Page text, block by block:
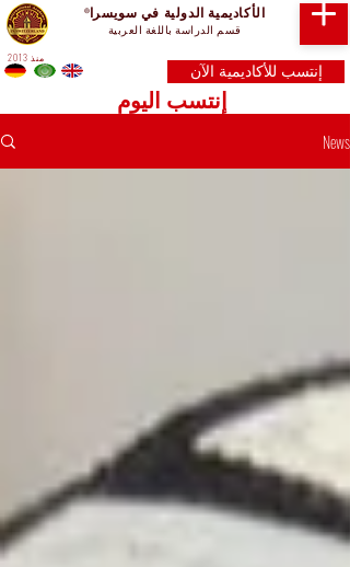
الأكاديمية الدولية في سويسرا®
قسم الدراسة باللغة العربية
إنتسب للأكاديمية الآن
إنتسب اليوم
منذ 2013
News